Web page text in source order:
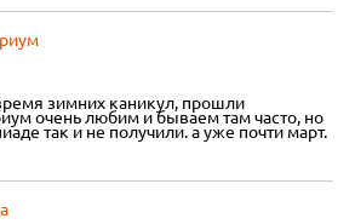
зимних каникул, прошли
очень любим и бываем там часто, но
так и не получили. а уже почти март.